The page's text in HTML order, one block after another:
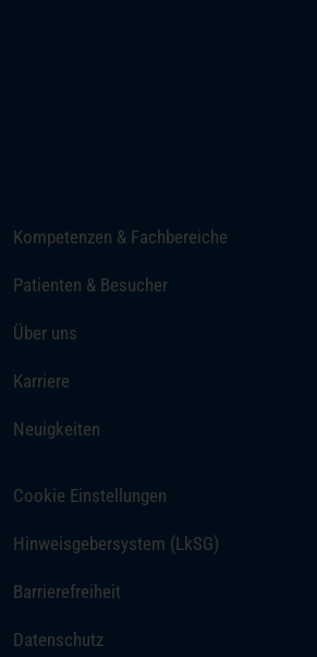
Kompetenzen & Fachbereiche
Patienten & Besucher
Über uns
Karriere
Neuigkeiten
Cookie Einstellungen
Hinweisgebersystem (LkSG)
Barrierefreiheit
Datenschutz